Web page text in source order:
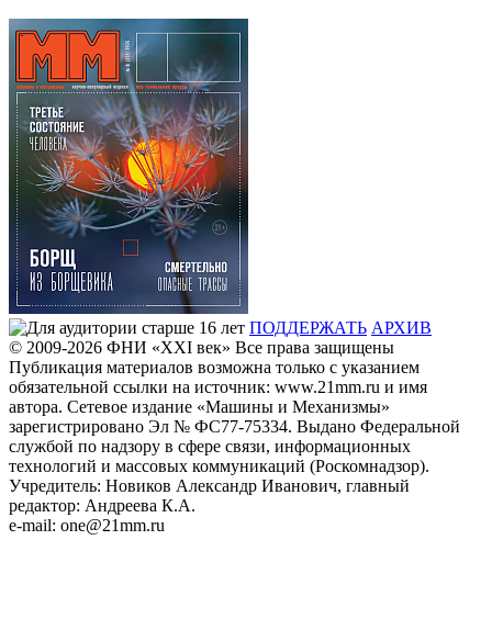
ПОДДЕРЖАТЬ АРХИВ
© 2009-2026 ФHИ «XXI век» Все права защищены
Публикация материалов возможна только с указанием
обязательной ссылки на источник: www.21mm.ru и имя
автора. Сетевое издание «Машины и Механизмы»
зарегистрировано Эл № ФС77-75334. Выдано Федеральной
службой по надзору в сфере связи, информационных
технологий и массовых коммуникаций (Роскомнадзор).
Учредитель: Новиков Александр Иванович, главный
редактор: Андреева К.А.
e-mail: one@21mm.ru